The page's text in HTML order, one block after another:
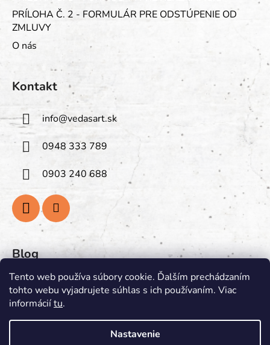
Tento web používa súbory cookie. Ďalším prechádzaním
tohto webu vyjadrujete súhlas s ich používaním. Viac
informáciítu.
Nastavenie
PRÍLOHA Č. 2 - FORMULÁR PRE ODSTÚPENIE OD
ZMLUVY
O nás
Kontakt
info@vedasart.sk
0948 333 789
0903 240 688
Blog
PREGLEJKA: Prírodná Krása
PRAVIDLÁ PÁLENIA VONNÝCH SVIEČOK